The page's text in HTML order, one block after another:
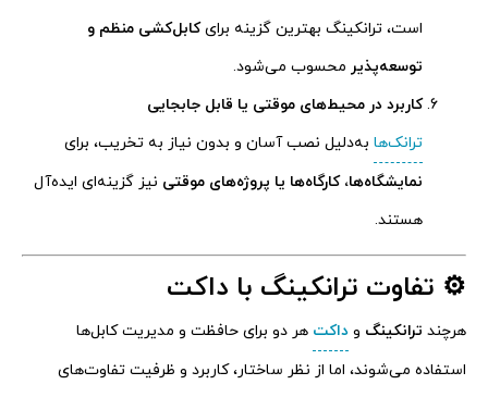
است، ترانکینگ بهترین گزینه برایکابل‌کشی منظم و
توسعه‌پذیر محسوب می‌شود.
کاربرد در محیط‌های موقتی یا قابل جابجایی
ترانک‌ها به‌دلیل نصب آسان و بدون نیاز به تخریب، برای
نمایشگاه‌ها، کارگاه‌ها یا پروژه‌های موقتی نیز گزینه‌ای ایده‌آل
هستند.
⚙️ تفاوت ترانکینگ با داکت
هرچند ترانکینگ و داکت هر دو برای حافظت و مدیریت کابل‌ها
استفاده می‌شوند، اما از نظر ساختار، کاربرد و ظرفیت تفاوت‌های